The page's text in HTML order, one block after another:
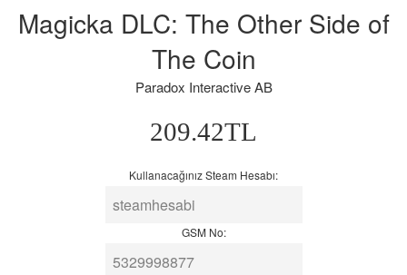
Magicka DLC: The Other Side of
The Coin
Paradox Interactive AB
Normal
Fiyat
209.42TL
Kullanacağınız Steam Hesabı:
GSM No:
Aldığımı:
olması
durumunda